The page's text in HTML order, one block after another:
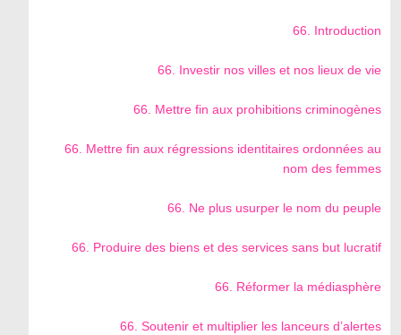
66. Introduction
66. Investir nos villes et nos lieux de vie
66. Mettre fin aux prohibitions criminogènes
66. Mettre fin aux régressions identitaires ordonnées au
nom des femmes
66. Ne plus usurper le nom du peuple
66. Produire des biens et des services sans but lucratif
66. Réformer la médiasphère
66. Soutenir et multiplier les lanceurs d’alertes